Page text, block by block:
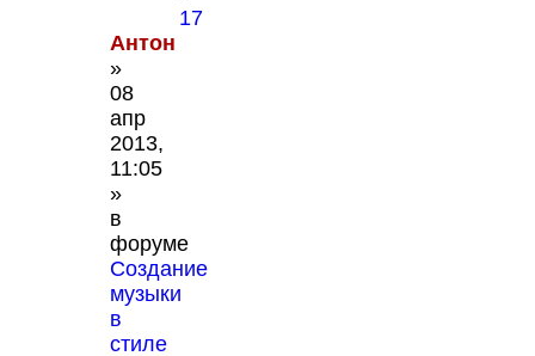
17
Антон
»
08
апр
2013,
11:05
»
в
форуме
Создание
музыки
в
стиле